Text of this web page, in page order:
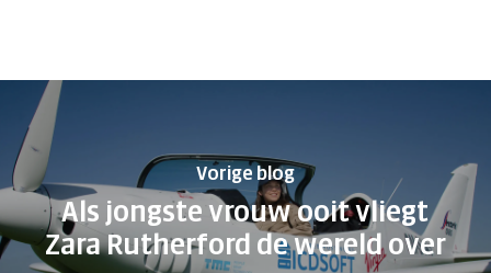
Geen producten in de
winkelwagen.
Vorige blog
Als jongste vrouw ooit vliegt
Zara Rutherford de wereld over